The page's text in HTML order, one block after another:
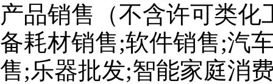
产品销售（不含许可类
备耗材销售;软件销售;汽
售;乐器批发;智能家庭消